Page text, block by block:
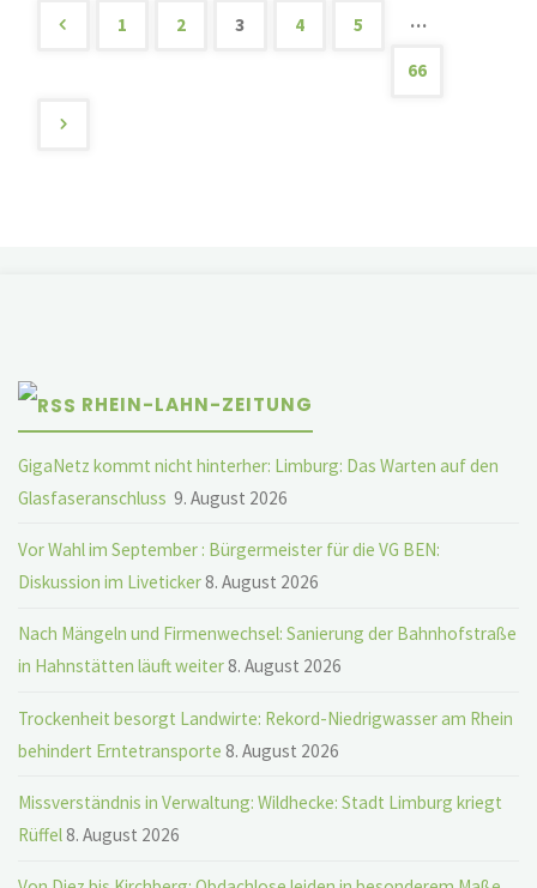
2025"
Seitennummerierung
der
1 2 3 4 5 …
66
RHEIN-LAHN-ZEITUNG
GigaNetz kommt nicht hinterher: Limburg: Das Warten auf den
Glasfaseranschluss 9. August 2026
Vor Wahl im September : Bürgermeister für die VG BEN:
Diskussion im Liveticker8. August 2026
Nach Mängeln und Firmenwechsel: Sanierung der Bahnhofstraße
in Hahnstätten läuft weiter8. August 2026
Trockenheit besorgt Landwirte: Rekord-Niedrigwasser am Rhein
behindert Erntetransporte 8. August 2026
Missverständnis in Verwaltung: Wildhecke: Stadt Limburg kriegt
Rüffel8. August 2026